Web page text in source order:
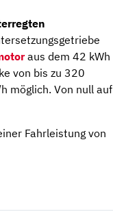
aus dem 42 kWh
von bis zu 320
möglich. Von null auf
Fahrleistung von